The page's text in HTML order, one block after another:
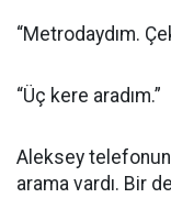
“Metrodaydım.
“Üç kere aradım.”
Aleksey
arama vardı. Bir